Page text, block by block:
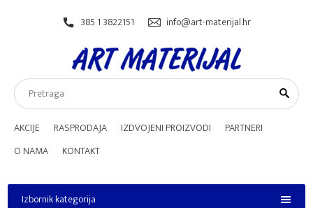
Izbornik kategorija
Izbornik kategorija
385 1 3822151 info@art-materijal.hr
AKCIJE RASPRODAJA IZDVOJENI PROIZVODI
PARTNERI
O NAMA
KONTAKT